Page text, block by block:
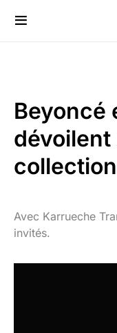
Beyoncé
Avec Karrueche
invités.